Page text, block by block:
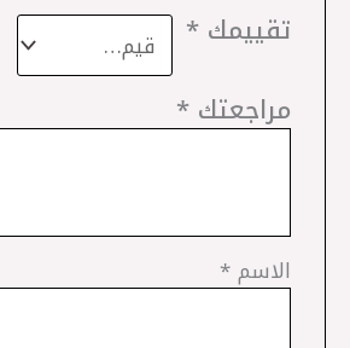
تقييمك*
مراجعتك*
الاسم*